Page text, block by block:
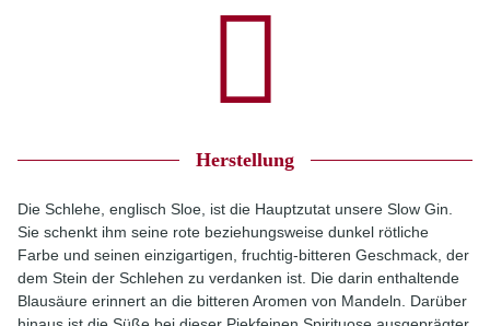
Herstellung
Die Schlehe, englisch Sloe, ist die Hauptzutat unsere Slow Gin.
Sie schenkt ihm seine rote beziehungsweise dunkel rötliche
Farbe und seinen einzigartigen, fruchtig-bitteren Geschmack, der
dem Stein der Schlehen zu verdanken ist. Die darin enthaltende
Blausäure erinnert an die bitteren Aromen von Mandeln. Darüber